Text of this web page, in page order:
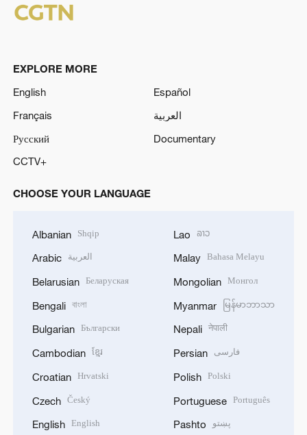
EXPLORE MORE
English
Español
Français
العربية
Русский
Documentary
CCTV+
CHOOSE YOUR LANGUAGE
Albanian Shqip
Arabic العربية
Belarusian Беларуская
Bengali বাংলা
Bulgarian Български
Cambodian ខ្មែរ
Croatian Hrvatski
Czech Český
English English
Lao ລາວ
Malay Bahasa Melayu
Mongolian Монгол
Myanmar မြန်မာဘာသာ
Nepali नेपाली
Persian فارسی
Polish Polski
Portuguese Português
Pashto پښتو